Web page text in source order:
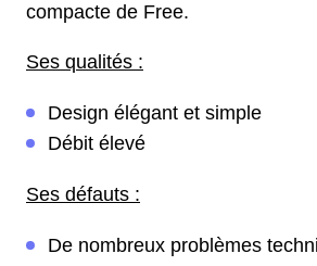
compacte de Free.
Ses qualités :
Design élégant et simple
Débit élevé
Ses défauts :
De nombreux problèmes